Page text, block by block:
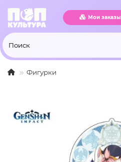
Мои заказы
Фигурки